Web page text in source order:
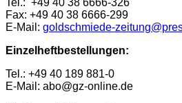
Tel.: +49 40 38 6666-326
Fax: +49 40 38 6666-299
E-Mail: goldschmiede-
Einzelheftbestellungen:
Tel.: +49 40 189 881-0
E-Mail: abo@gz-online.de